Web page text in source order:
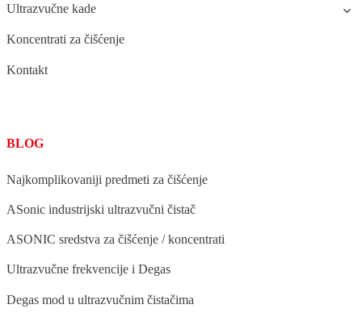
Ultrazvučne kade
Koncentrati za čišćenje
Kontakt
BLOG
Najkomplikovaniji predmeti za čišćenje
ASonic industrijski ultrazvučni čistač
ASONIC sredstva za čišćenje / koncentrati
Ultrazvučne frekvencije i Degas
Degas mod u ultrazvučnim čistačima